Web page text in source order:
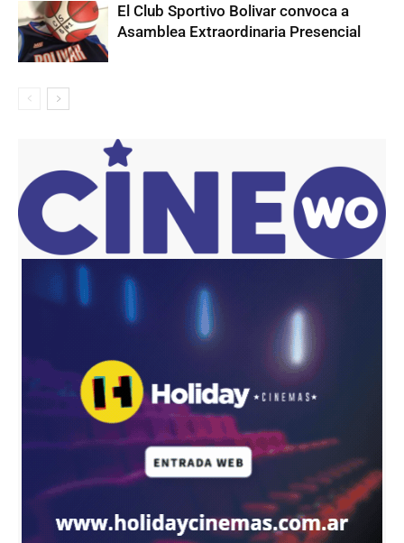
El Club Sportivo Bolivar convoca a
Asamblea Extraordinaria Presencial